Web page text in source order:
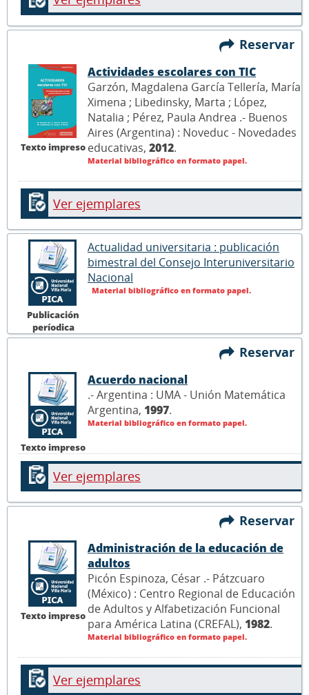
Reservar
Texto impreso
Actividades escolares con TIC
Garzón, Magdalena García Tellería, María
Ximena ; Libedinsky, Marta ; López,
Natalia ; Pérez, Paula Andrea .- Buenos
Aires (Argentina) : Noveduc - Novedades
educativas, 2012.
Material bibliográfico en formato papel.
Ver ejemplares
Publicación
períodica
Actualidad universitaria : publicación
bimestral del Consejo Interuniversitario
Nacional
Material bibliográfico en formato papel.
Reservar
Texto impreso
Acuerdo nacional
.- Argentina : UMA - Unión Matemática
Argentina, 1997.
Material bibliográfico en formato papel.
Ver ejemplares
Reservar
Texto impreso
Administración de la educación de
adultos
Picón Espinoza, César .- Pátzcuaro
(México) : Centro Regional de Educación
de Adultos y Alfabetización Funcional
para América Latina (CREFAL), 1982.
Material bibliográfico en formato papel.
Ver ejemplares